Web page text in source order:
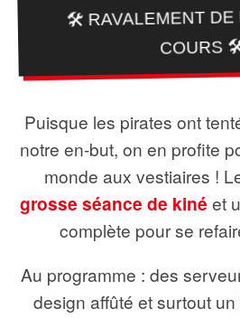
🛠️ RAVALEMENT DE
COURS
Puisque les pirates ont
notre en-but, on en profite
monde aux vestiaires !
grosse séance de kiné et
complète pour se
Au programme : des
design affûté et surtout un